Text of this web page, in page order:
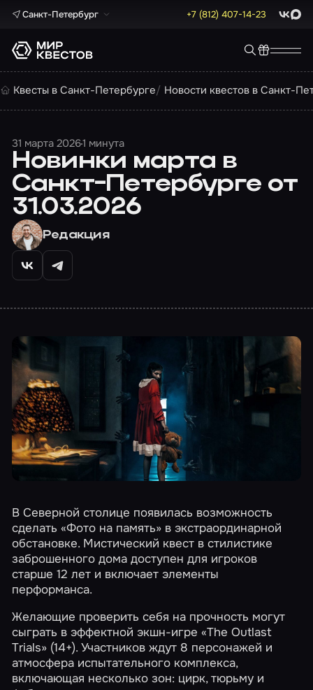
Санкт-Петербург +7 (812) 407-14-23 Max
Квесты в Санкт-Петербурге Новости квестов в Санкт-
31 марта 20261 минута
Новинки марта в
Санкт-Петербурге от
31.03.2026
Редакция
В Северной столице появилась возможность
сделать«Фото на память» в экстраординарной
обстановке. Мистический квест в стилистике
заброшенного дома доступен для игроков
старше 12 лет и включает элементы
перформанса.
Желающие проверить себя на прочность могут
сыграть в эффектной экшн-игре«The Outlast
Trials» (14+). Участников ждут 8 персонажей и
атмосфера испытательного комплекса,
включающая несколько зон: цирк, тюрьму и